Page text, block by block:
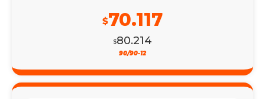
$80.214
$70.117
90/90-12